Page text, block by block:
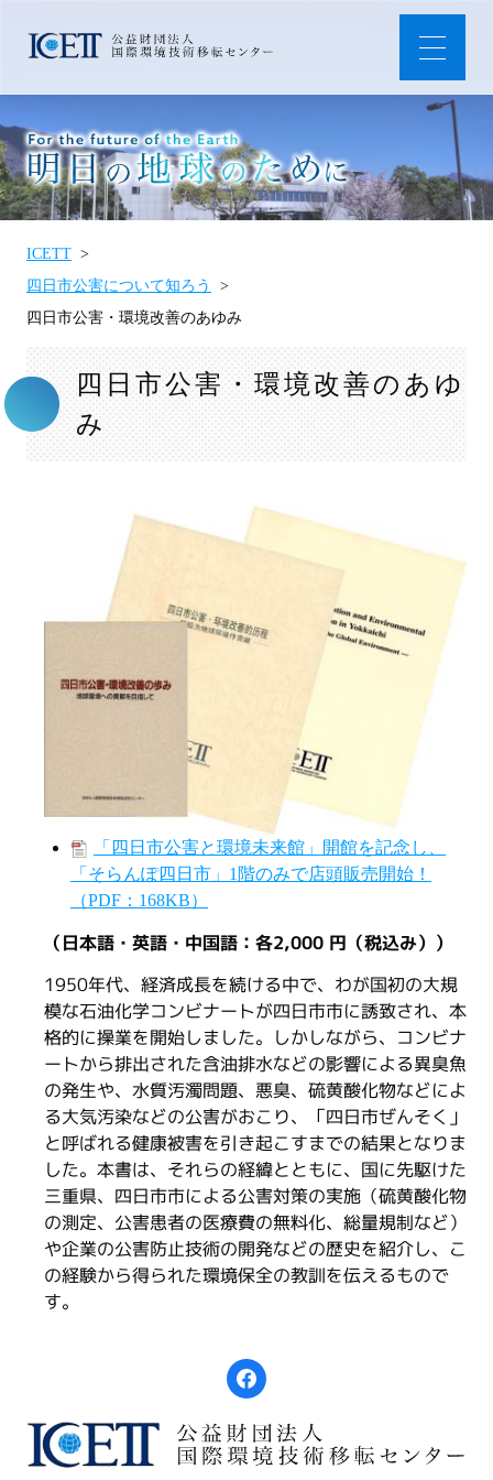
ICETT
四日市公害について知ろう
四日市公害・環境改善のあゆみ
四日市公害・環境改善のあゆ
み
「四日市公害と環境未来館」開館を記念し、
「そらんぽ四日市」1階のみで店頭販売開始！
（PDF：168KB）
（日本語・英語・中国語：各2,000 円（税込み））
1950年代、経済成長を続ける中で、わが国初の大規
模な石油化学コンビナートが四日市市に誘致され、本
格的に操業を開始しました。しかしながら、コンビナ
ートから排出された含油排水などの影響による異臭魚
の発生や、水質汚濁問題、悪臭、硫黄酸化物などによ
る大気汚染などの公害がおこり、「四日市ぜんそく」
と呼ばれる健康被害を引き起こすまでの結果となりま
した。本書は、それらの経緯とともに、国に先駆けた
三重県、四日市市による公害対策の実施（硫黄酸化物
の測定、公害患者の医療費の無料化、総量規制など）
や企業の公害防止技術の開発などの歴史を紹介し、こ
の経験から得られた環境保全の教訓を伝えるもので
す。